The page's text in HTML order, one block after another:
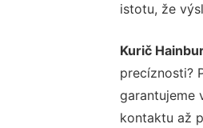
istotu, že
Kurič
precíznosti?
garantujeme
kontaktu až